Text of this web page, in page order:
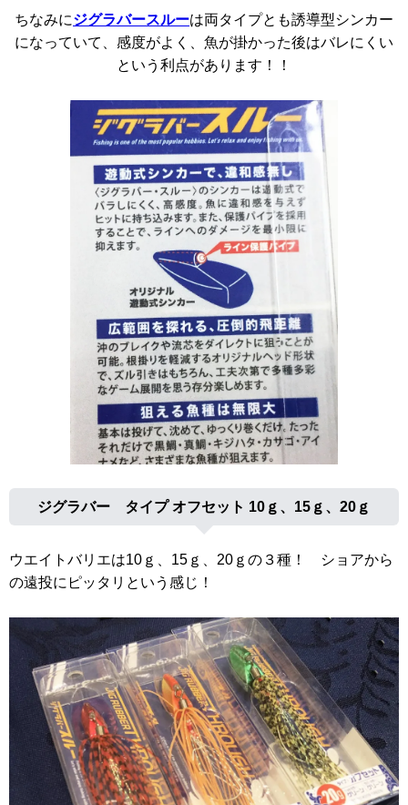
ちなみにジグラバースルーは両タイプとも誘導型シンカー
になっていて、感度がよく、魚が掛かった後はバレにくい
という利点があります！！
ジグラバー タイプ オフセット 10ｇ、15ｇ、20ｇ
ウエイトバリエは10ｇ、15ｇ、20ｇの３種！ ショアから
の遠投にピッタリという感じ！